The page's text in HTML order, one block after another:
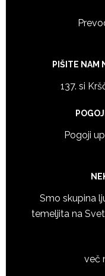
PIŠITE NAM
137. si
Pogoji
Smo skupina
temeljita na
več